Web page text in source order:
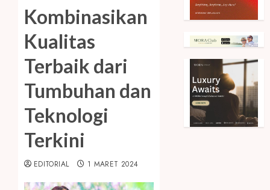
Kombinasikan
Kualitas
Terbaik dari
Tumbuhan dan
Teknologi
Terkini
EDITORIAL 1 MARET 2024